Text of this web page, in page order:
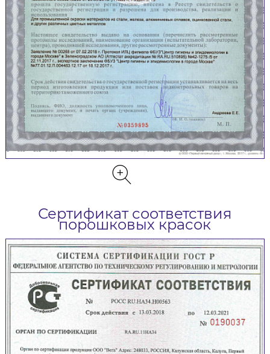
Сертификат соответствия
порошковых красок